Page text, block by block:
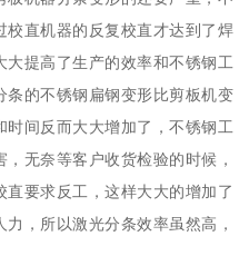
直机器的反复校直才达到了焊
提高了生产的效率和不锈钢工
的不锈钢扁钢变形比剪板机变
间反而大大增加了，不锈钢工
无奈等客户收货检验的时候，
要求反工，这样大大的增加了
，所以激光分条效率虽然高，